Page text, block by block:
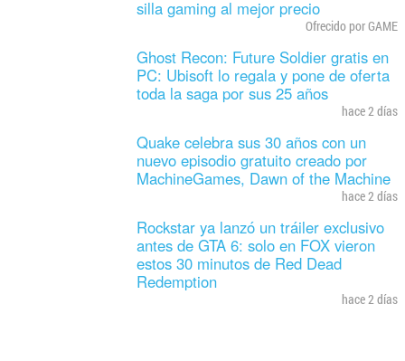
silla gaming al mejor precio
Ofrecido por GAME
Ghost Recon: Future Soldier gratis en
PC: Ubisoft lo regala y pone de oferta
toda la saga por sus 25 años
hace 2 días
Quake celebra sus 30 años con un
nuevo episodio gratuito creado por
MachineGames, Dawn of the Machine
hace 2 días
Rockstar ya lanzó un tráiler exclusivo
antes de GTA 6: solo en FOX vieron
estos 30 minutos de Red Dead
Redemption
hace 2 días